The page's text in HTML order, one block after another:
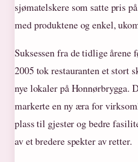
sjømatelskere som satte pris
med produktene og enkel,
Suksessen fra de tidlige årene
2005 tok restauranten et stort
nye lokaler på Honnørbrygga.
markerte en ny æra for
plass til gjester og bedre
av et bredere spekter av retter.